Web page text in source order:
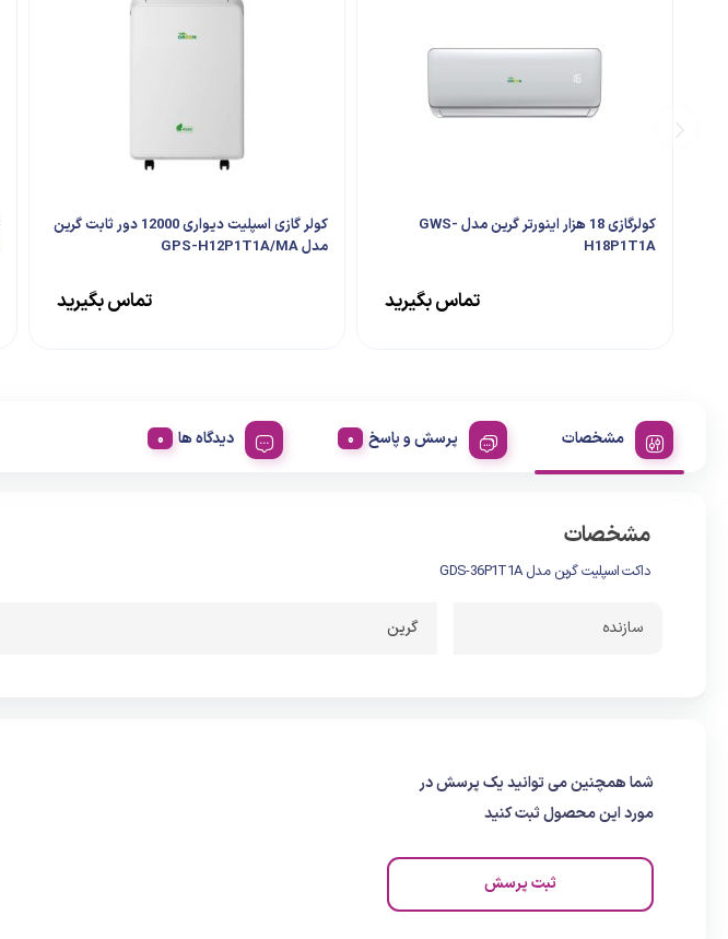
کولرگازی 18 هزار اینورتر گرین مدل GWS-
H18P1T1A
تماس بگیرید
کولر گازی اسپلیت دیواری 12000 دور ثابت گرین
مدل GPS-H12P1T1A/MA
تماس بگیرید
مشخصات پرسش و پاسخ دیدگاه ها
مشخصات
داکت اسپلیت گرین مدل GDS-36P1T1A
سازنده گرین
شما همچنین می توانید یک پرسش در
مورد این محصول ثبت کنید
ثبت پرسش